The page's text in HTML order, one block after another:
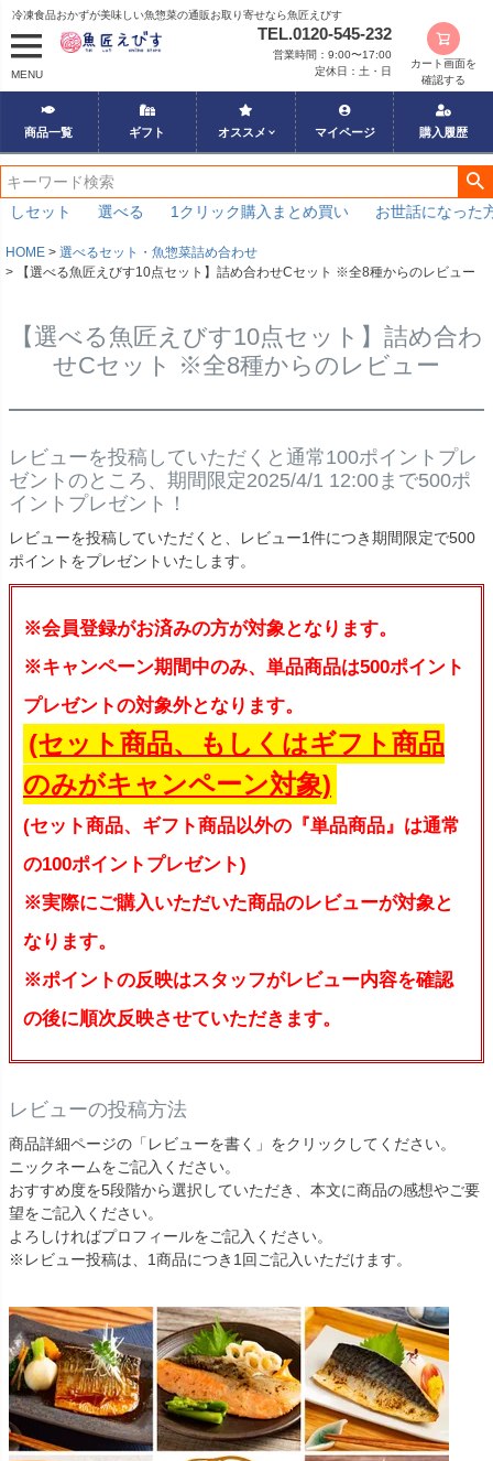
冷凍食品おかずが美味しい魚惣菜の通販お取り寄せなら魚匠えびす
MENU
TEL.0120-545-232
営業時間：9:00〜17:00
定休日：土・日
カート画面を
確認する
商品一覧 ギフト オススメ マイページ 購入履歴
セット 選べる 1クリック購入まとめ買い お世話になった
HOME
選べるセット・魚惣菜詰め合わせ
【選べる魚匠えびす10点セット】詰め合わせCセット ※全8種からのレビュー
【選べる魚匠えびす10点セット】詰め合わ
せCセット ※全8種からのレビュー
レビューを投稿していただくと通常100ポイントプレ
ゼントのところ、期間限定2025/4/1 12:00まで500ポ
イントプレゼント！
レビューを投稿していただくと、レビュー1件につき期間限定で500
ポイントをプレゼントいたします。
※会員登録がお済みの方が対象となります。
※キャンペーン期間中のみ、単品商品は500ポイント
プレゼントの対象外となります。
(セット商品、もしくはギフト商品
のみがキャンペーン対象)
(セット商品、ギフト商品以外の『単品商品』は通常
の100ポイントプレゼント)
※実際にご購入いただいた商品のレビューが対象と
なります。
※ポイントの反映はスタッフがレビュー内容を確認
の後に順次反映させていただきます。
レビューの投稿方法
商品詳細ページの「レビューを書く」をクリックしてください。
ニックネームをご記入ください。
おすすめ度を5段階から選択していただき、本文に商品の感想やご要
望をご記入ください。
よろしければプロフィールをご記入ください。
※レビュー投稿は、1商品につき1回ご記入いただけます。